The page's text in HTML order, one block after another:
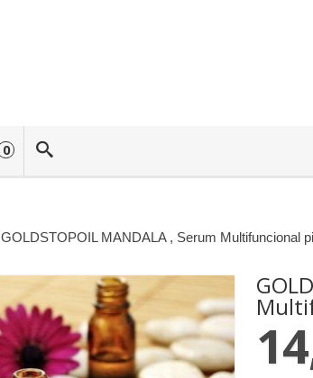
0
GOLDSTOPOIL MANDALA , Serum Multifuncional